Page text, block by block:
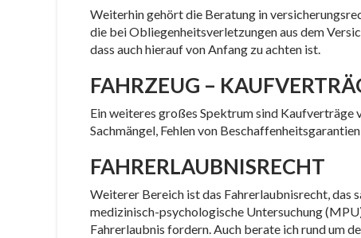
Weiterhin gehört die Beratung in
die bei Obliegenheitsverletzungen aus dem
dass auch hierauf von Anfang zu achten ist.
FAHRZEUG –
Ein weiteres großes Spektrum sind Kaufverträge
Sachmängel, Fehlen von
FAHRERLAUBNISRECHT
Weiterer Bereich ist das Fahrerlaubnisrecht, das
medizinisch-psychologische Untersuchung
Fahrerlaubnis fordern. Auch berate ich rund um